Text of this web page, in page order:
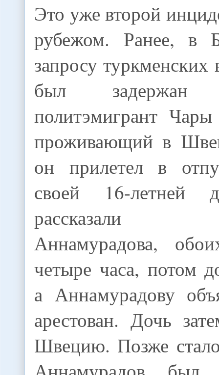
Это уже второй
рубежом. Ранее, в
запросу туркменских
был задержан
политэмигрант
проживающий в
он прилетел в
своей 16-летней
рассказали
Аннамурадова,
четыре часа, потом
а Аннамурадову
арестован. Дочь
Швецию. Позже